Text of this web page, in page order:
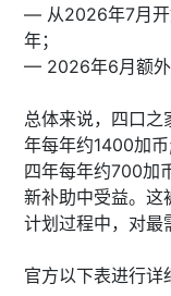
— 从2026年7月开
年；
— 2026年6月额外
总体来说，四口
年每年约1400加
四年每年约700加
新补助中受益。这
计划过程中，对最
官方以下表进行详